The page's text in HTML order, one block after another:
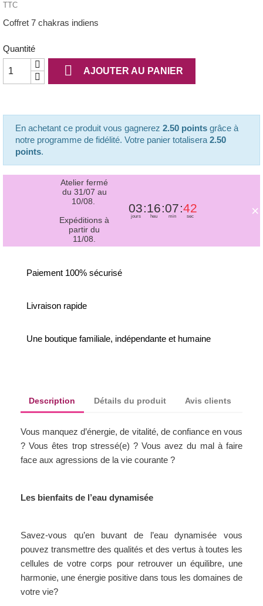
TTC
Coffret 7 chakras indiens
Quantité
 AJOUTER AU PANIER
En achetant ce produit vous gagnerez 2.50 points grâce à
notre programme de fidélité. Votre panier totalisera 2.50
points.
Atelier fermé
du 31/07 au
10/08.
Expéditions à
partir du
11/08.
03
jours
16
heu
07
min
42
sec ×
Paiement 100% sécurisé
Livraison rapide
Une boutique familiale, indépendante et humaine
Description Détails du produit Avis clients
Vous manquez d’énergie, de vitalité, de confiance en vous
? Vous êtes trop stressé(e) ? Vous avez du mal à faire
face aux agressions de la vie courante ?
Les bienfaits de l’eau dynamisée
Savez-vous qu’en buvant de l’eau dynamisée vous
pouvez transmettre des qualités et des vertus à toutes les
cellules de votre corps pour retrouver un équilibre, une
harmonie, une énergie positive dans tous les domaines de
votre vie?